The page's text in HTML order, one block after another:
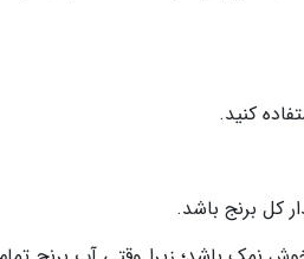
کنید.
کل برنج باشد.